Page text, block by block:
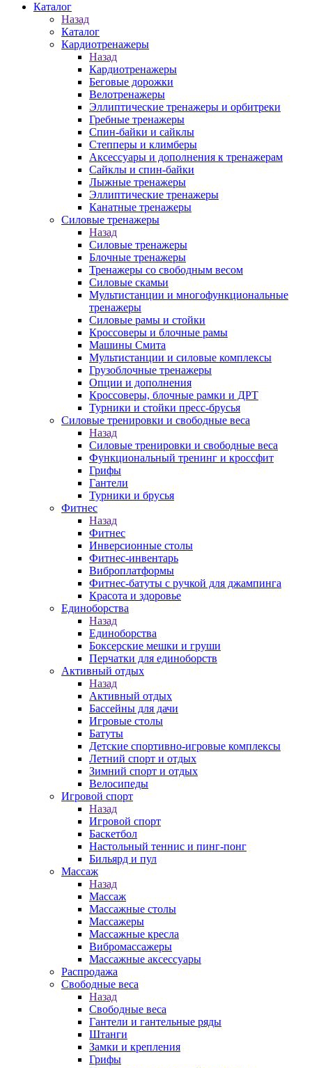
Каталог
Назад
Каталог
Кардиотренажеры
Назад
Кардиотренажеры
Беговые дорожки
Велотренажеры
Эллиптические тренажеры и орбитреки
Гребные тренажеры
Спин-байки и сайклы
Степперы и климберы
Аксессуары и дополнения к тренажерам
Сайклы и спин-байки
Лыжные тренажеры
Эллиптические тренажеры
Канатные тренажеры
Силовые тренажеры
Назад
Силовые тренажеры
Блочные тренажеры
Тренажеры со свободным весом
Силовые скамьи
Мультистанции и многофункциональные
тренажеры
Силовые рамы и стойки
Кроссоверы и блочные рамы
Машины Смита
Мультистанции и силовые комплексы
Грузоблочные тренажеры
Опции и дополнения
Кроссоверы, блочные рамки и ДРТ
Турники и стойки пресс-брусья
Силовые тренировки и свободные веса
Назад
Силовые тренировки и свободные веса
Функциональный тренинг и кроссфит
Грифы
Гантели
Турники и брусья
Фитнес
Назад
Фитнес
Инверсионные столы
Фитнес-инвентарь
Виброплатформы
Фитнес-батуты с ручкой для джампинга
Красота и здоровье
Единоборства
Назад
Единоборства
Боксерские мешки и груши
Перчатки для единоборств
Активный отдых
Назад
Активный отдых
Бассейны для дачи
Игровые столы
Батуты
Детские спортивно-игровые комплексы
Летний спорт и отдых
Зимний спорт и отдых
Велосипеды
Игровой спорт
Назад
Игровой спорт
Баскетбол
Настольный теннис и пинг-понг
Бильярд и пул
Массаж
Назад
Массаж
Массажные столы
Массажеры
Массажные кресла
Вибромассажеры
Массажные аксессуары
Распродажа
Свободные веса
Назад
Свободные веса
Гантели и гантельные ряды
Штанги
Замки и крепления
Грифы